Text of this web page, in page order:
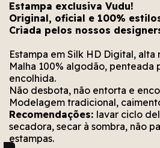
Estampa exclusiva Vudu!
Original, oficial e 100%
Criada pelos nossos
Estampa em Silk HD Digital, alta
Malha 100% algodão, penteada
encolhida.
Não desbota, não entorta e
Modelagem tradicional,
Recomendações: lavar ciclo
secadora, secar à sombra, não
estampas.